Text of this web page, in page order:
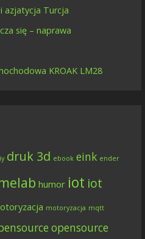
azjatycja Turcja
się – naprawa
KROAK LM28
druk 3d ebook eink ender
humor iot iot
motoryzacja mqtt
opensource